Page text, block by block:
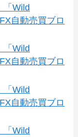
「Wild
自動売買ブロ
「Wild
自動売買ブロ
「Wild
自動売買ブロ
「Wild